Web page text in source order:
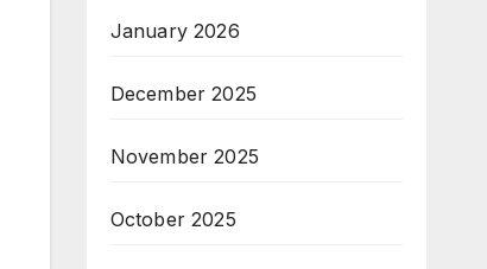
January 2026
December 2025
November 2025
October 2025